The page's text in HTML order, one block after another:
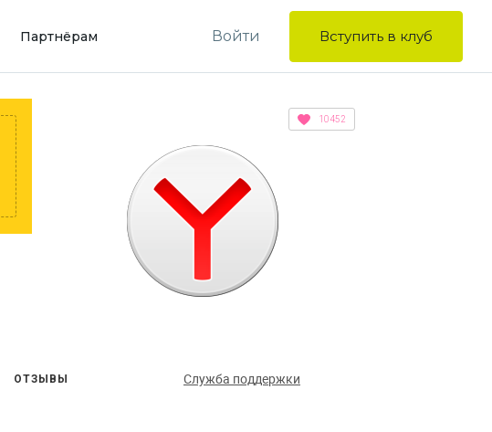
Партнёрам Войти Вступить в клуб
10452
ОТЗЫВЫ Служба поддержки